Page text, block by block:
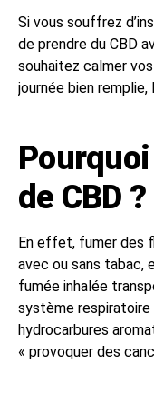
Si vous souffrez
de prendre du CBD
souhaitez calmer
journée bien
de CBD ?
En effet, fumer des
avec ou sans tabac,
fumée inhalée
système respiratoire
hydrocarbures
« provoquer des